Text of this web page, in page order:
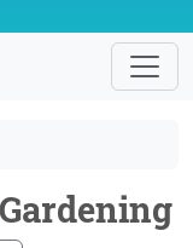
Gardening